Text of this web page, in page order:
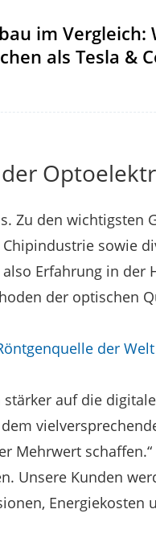
im Vergleich:
als Tesla &
Zu den wichtigsten
sowie
Erfahrung in der
der optischen
der Welt
auf die
Mehrwert
Unsere Kunden
Energiekosten